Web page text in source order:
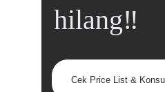
hilang‼️
Cek Price List &